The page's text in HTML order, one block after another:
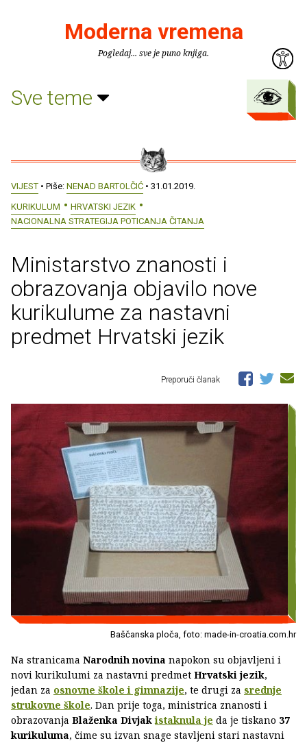
Moderna vremena
Pogledaj... sve je puno knjiga.
Sve teme
VIJEST • Piše: NENAD BARTOLČIĆ • 31.01.2019.
KURIKULUM
HRVATSKI JEZIK
NACIONALNA STRATEGIJA POTICANJA ČITANJA
Ministarstvo znanosti i
obrazovanja objavilo nove
kurikulume za nastavni
predmet Hrvatski jezik
Preporuči članak
Baščanska ploča, foto: made-in-croatia.com.hr
Na stranicama Narodnih novina napokon su objavljeni i
novi kurikulumi za nastavni predmet Hrvatski jezik,
jedan za osnovne škole i gimnazije, te drugi za srednje
strukovne škole. Dan prije toga, ministrica znanosti i
obrazovanja Blaženka Divjak istaknula je da je tiskano 37
kurikuluma, čime su izvan snage stavljeni stari nastavni